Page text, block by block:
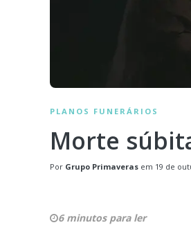
PLANOS FUNERÁRIOS
Morte
Por Grupo Primaveras em 19 de
6 minutos para ler